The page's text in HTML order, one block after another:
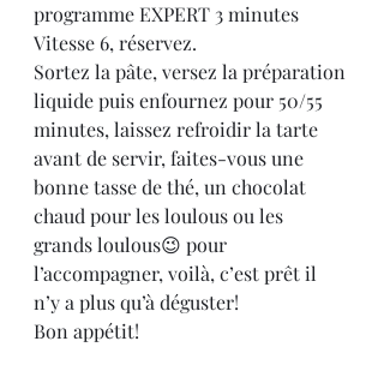
programme EXPERT 3 minutes
Vitesse 6, réservez.
Sortez la pâte, versez la préparation
liquide puis enfournez pour 50/55
minutes, laissez refroidir la tarte
avant de servir, faites-vous une
bonne tasse de thé, un chocolat
chaud pour les loulous ou les
grands loulous😉 pour
l’accompagner, voilà, c’est prêt il
n’y a plus qu’à déguster!
Bon appétit!